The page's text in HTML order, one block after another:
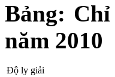
Bảng:
năm 2010
Độ ly giải